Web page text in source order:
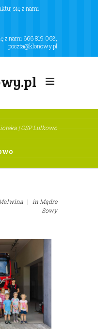
się z nami
z nami 666 819 063
poczta@klonowy.pl
| OSP Lulkowo
| inMądre
Sowy